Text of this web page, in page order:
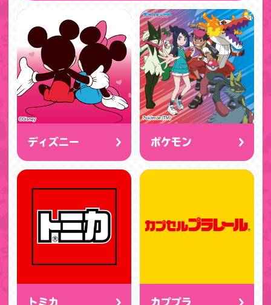
ディズニー ポケモン
トミカ カププラ